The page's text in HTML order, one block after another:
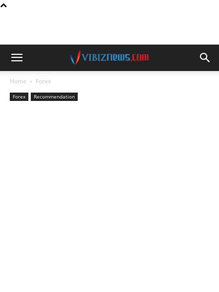
Home Forex
Forex Recommendation